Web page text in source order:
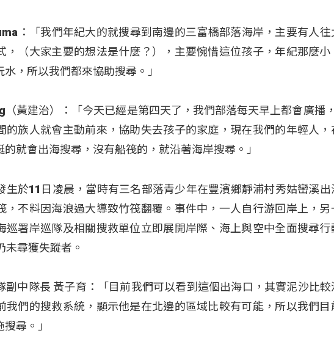
：「我們年紀大的就搜尋到南邊的三富橋部落海岸，主要有人往
，（大家主要的想法是什麼？），主要惋惜這位孩子，年紀那麼小
，所以我們都來協助搜尋。」
（黃建治）：「今天已經是第四天了，我們部落每天早上都會廣播
的族人就會主動前來，協助失去孩子的家庭，現在我們的年輕人，
就會出海搜尋，沒有船筏的，就沿著海岸搜尋。」
生於11日凌晨，當時有三名部落青少年在豐濱鄉靜浦村秀姑巒溪出
，不料因海浪過大導致竹筏翻覆。事件中，一人自行游回岸上，另
巡署岸巡隊及相關搜救單位立即展開岸際、海上與空中全面搜尋行
未尋獲失蹤者。
副中隊長 黃子育：「目前我們可以看到這個出海口，其實泥沙比較
我們的搜救系統，顯示他是在北邊的區域比較有可能，所以我們目
尋。」